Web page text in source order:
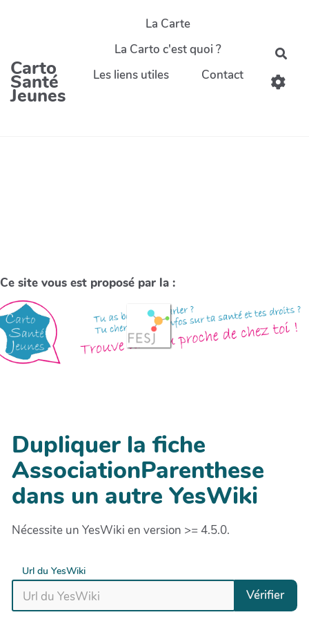
Carto
Santé
Jeunes
La Carte
La Carto c'est quoi ?
Les liens utiles
Contact
Ce site vous est proposé par la :
Dupliquer la fiche
AssociationParenthese
dans un autre YesWiki
Nécessite un YesWiki en version >= 4.5.0.
Url du YesWiki
Vérifier